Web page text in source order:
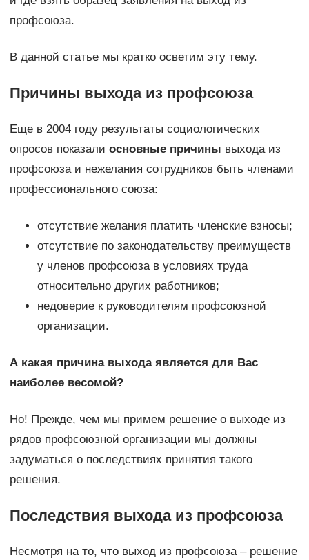
профсоюза.
В данной статье мы кратко осветим эту тему.
Причины выхода из профсоюза
Еще в 2004 году результаты социологических
опросов показали основные причины выхода из
профсоюза и нежелания сотрудников быть членами
профессионального союза:
отсутствие желания платить членские взносы;
отсутствие по законодательству преимуществ
у членов профсоюза в условиях труда
относительно других работников;
недоверие к руководителям профсоюзной
организации.
А какая причина выхода является для Вас
наиболее весомой?
Но! Прежде, чем мы примем решение о выходе из
рядов профсоюзной организации мы должны
задуматься о последствиях принятия такого
решения.
Последствия выхода из профсоюза
Несмотря на то, что выход из профсоюза – решение